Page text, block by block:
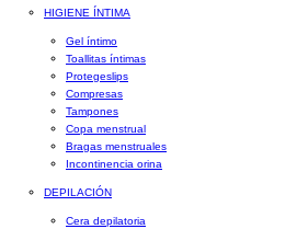
HIGIENE ÍNTIMA
Gel íntimo
Toallitas íntimas
Protegeslips
Compresas
Tampones
Copa menstrual
Bragas menstruales
Incontinencia orina
DEPILACIÓN
Cera depilatoria